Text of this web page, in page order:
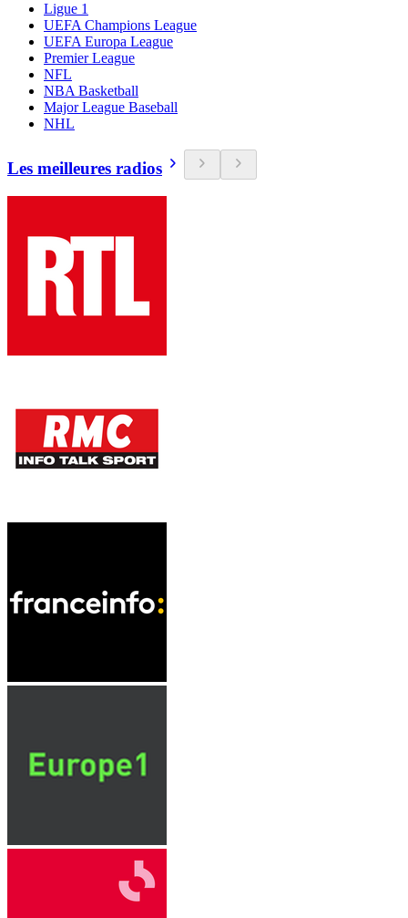
Ligue 1
UEFA Champions League
UEFA Europa League
Premier League
NFL
NBA Basketball
Major League Baseball
NHL
Les meilleures radios